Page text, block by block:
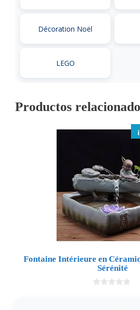
Décoration Noël
LEGO
Productos
Fontaine Intérieure en
Sérénité